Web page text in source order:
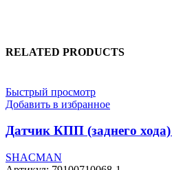
RELATED PRODUCTS
Быстрый просмотр
Добавить в избранное
Датчик КПП (заднего
SHACMAN